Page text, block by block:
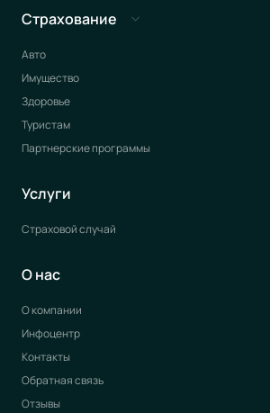
Страхование
Авто
Имущество
Здоровье
Туристам
Партнерские программы
Услуги
Страховой случай
О нас
О компании
Инфоцентр
Контакты
Обратная связь
Отзывы